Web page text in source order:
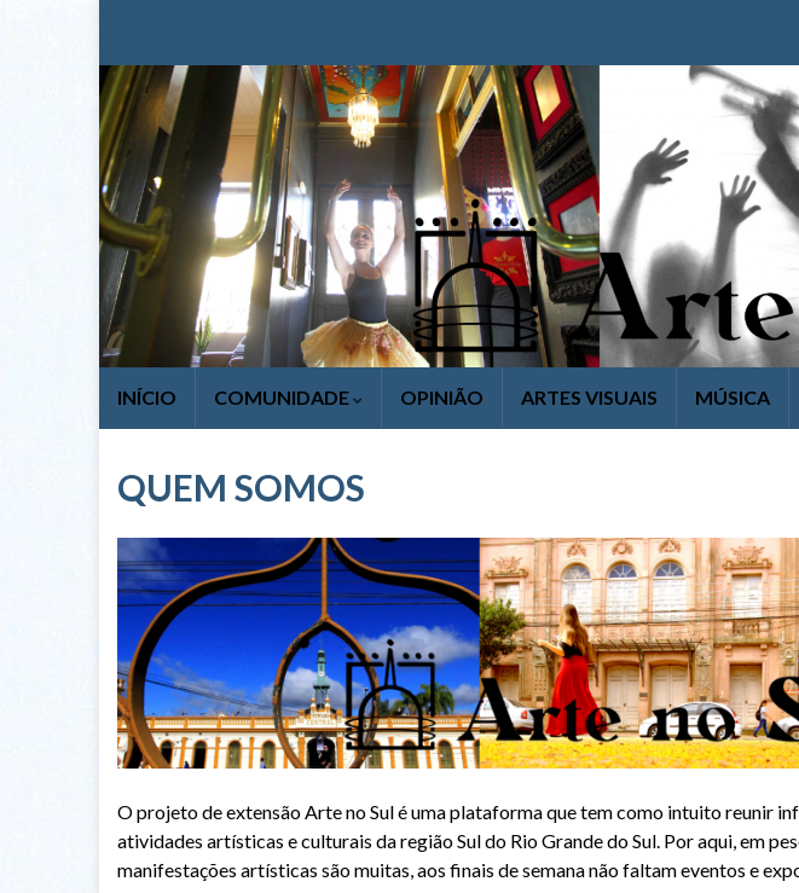
INÍCIO COMUNIDADE OPINIÃO ARTES VISUAIS MÚSICA
QUEM SOMOS
O projeto de extensão Arte no Sul é uma plataforma que tem como intuito reunir
atividades artísticas e culturais da região Sul do Rio Grande do Sul. Por aqui, em
manifestações artísticas são muitas, aos finais de semana não faltam eventos e